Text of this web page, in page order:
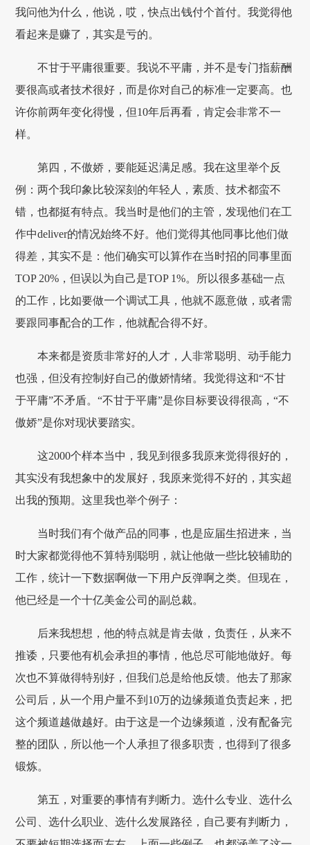
我问他为什么，他说，哎，快点出钱付个首付。我觉得他
看起来是赚了，其实是亏的。
不甘于平庸很重要。我说不平庸，并不是专门指薪酬
要很高或者技术很好，而是你对自己的标准一定要高。也
许你前两年变化得慢，但10年后再看，肯定会非常不一
样。
第四，不傲娇，要能延迟满足感。我在这里举个反
例：两个我印象比较深刻的年轻人，素质、技术都蛮不
错，也都挺有特点。我当时是他们的主管，发现他们在工
作中deliver的情况始终不好。他们觉得其他同事比他们做
得差，其实不是：他们确实可以算作在当时招的同事里面
TOP 20%，但误以为自己是TOP 1%。所以很多基础一点
的工作，比如要做一个调试工具，他就不愿意做，或者需
要跟同事配合的工作，他就配合得不好。
本来都是资质非常好的人才，人非常聪明、动手能力
也强，但没有控制好自己的傲娇情绪。我觉得这和“不甘
于平庸”不矛盾。“不甘于平庸”是你目标要设得很高，“不
傲娇”是你对现状要踏实。
这2000个样本当中，我见到很多我原来觉得很好的，
其实没有我想象中的发展好，我原来觉得不好的，其实超
出我的预期。这里我也举个例子：
当时我们有个做产品的同事，也是应届生招进来，当
时大家都觉得他不算特别聪明，就让他做一些比较辅助的
工作，统计一下数据啊做一下用户反弹啊之类。但现在，
他已经是一个十亿美金公司的副总裁。
后来我想想，他的特点就是肯去做，负责任，从来不
推诿，只要他有机会承担的事情，他总尽可能地做好。每
次也不算做得特别好，但我们总是给他反馈。他去了那家
公司后，从一个用户量不到10万的边缘频道负责起来，把
这个频道越做越好。由于这是一个边缘频道，没有配备完
整的团队，所以他一个人承担了很多职责，也得到了很多
锻炼。
第五，对重要的事情有判断力。选什么专业、选什么
公司、选什么职业、选什么发展路径，自己要有判断力，